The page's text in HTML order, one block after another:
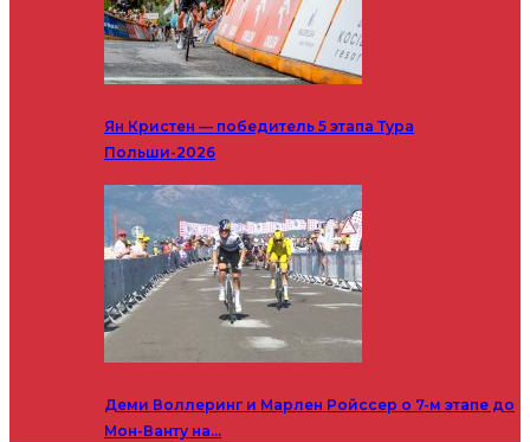
Ян Кристен — победитель 5 этапа Тура
Польши-2026
Деми Воллеринг и Марлен Ройссер о 7-м этапе до
Мон-Ванту на…